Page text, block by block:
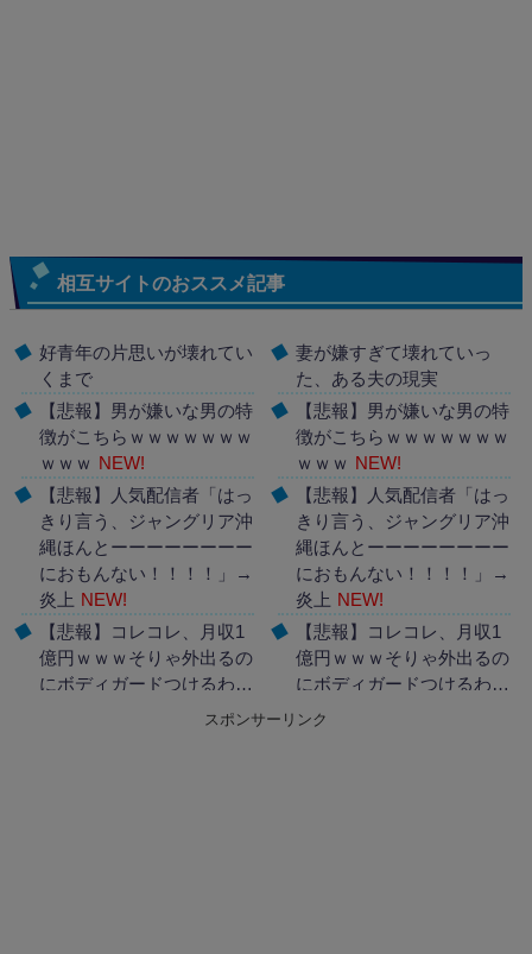
相互サイトのおススメ記事
好青年の片思いが壊れてい
くまで
【悲報】男が嫌いな男の特
徴がこちらｗｗｗｗｗｗｗ
ｗｗｗ NEW!
【悲報】人気配信者「はっ
きり言う、ジャングリア沖
縄ほんとーーーーーーーー
におもんない！！！！」→
炎上 NEW!
【悲報】コレコレ、月収1
億円ｗｗｗそりゃ外出るの
にボディガードつけるわ…
妻が嫌すぎて壊れていっ
た、ある夫の現実
【悲報】男が嫌いな男の特
徴がこちらｗｗｗｗｗｗｗ
ｗｗｗ NEW!
【悲報】人気配信者「はっ
きり言う、ジャングリア沖
縄ほんとーーーーーーーー
におもんない！！！！」→
炎上 NEW!
【悲報】コレコレ、月収1
億円ｗｗｗそりゃ外出るの
にボディガードつけるわ…
NEW!
スポンサーリンク